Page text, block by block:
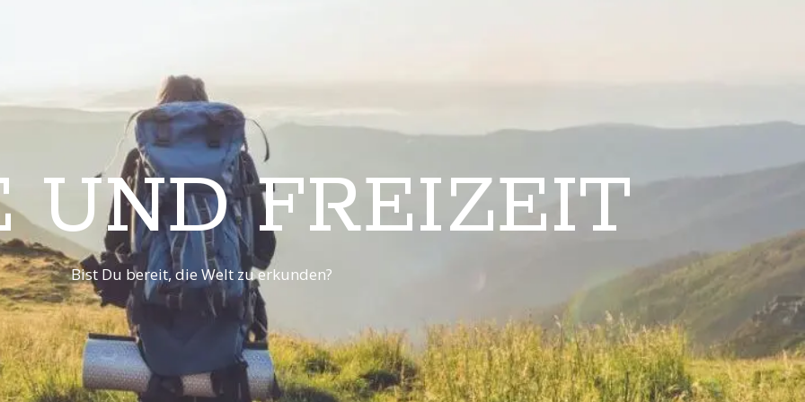
UND FREIZEIT
Bist Du bereit, die Welt zu erkunden?